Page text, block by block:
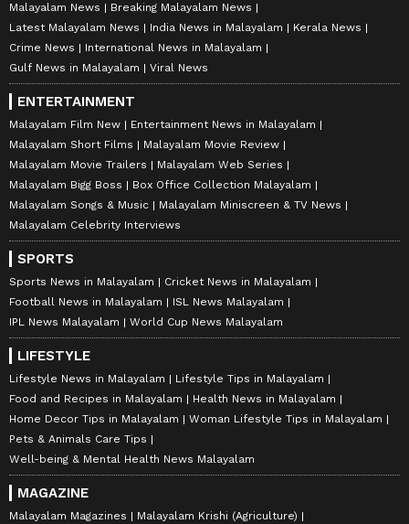
Malayalam News
Breaking Malayalam News
Latest Malayalam News
India News in Malayalam
Kerala News
Crime News
International News in Malayalam
Gulf News in Malayalam
Viral News
ENTERTAINMENT
Malayalam Film New
Entertainment News in Malayalam
Malayalam Short Films
Malayalam Movie Review
Malayalam Movie Trailers
Malayalam Web Series
Malayalam Bigg Boss
Box Office Collection Malayalam
Malayalam Songs & Music
Malayalam Miniscreen & TV News
Malayalam Celebrity Interviews
SPORTS
Sports News in Malayalam
Cricket News in Malayalam
Football News in Malayalam
ISL News Malayalam
IPL News Malayalam
World Cup News Malayalam
LIFESTYLE
Lifestyle News in Malayalam
Lifestyle Tips in Malayalam
Food and Recipes in Malayalam
Health News in Malayalam
Home Decor Tips in Malayalam
Woman Lifestyle Tips in Malayalam
Pets & Animals Care Tips
Well-being & Mental Health News Malayalam
MAGAZINE
Malayalam Magazines
Malayalam Krishi (Agriculture)